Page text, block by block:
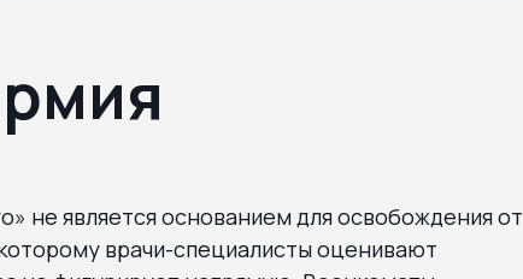
не является основанием для освобождения от
врачи-специалисты оценивают